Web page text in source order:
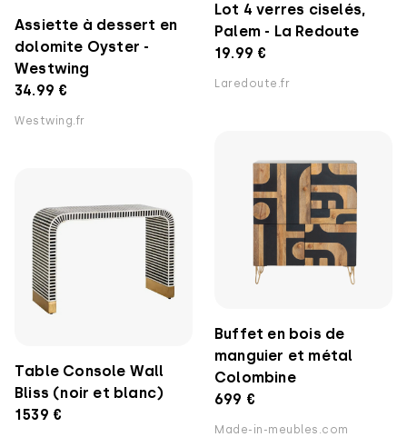
Lot 4 verres ciselés,
Palem - La Redoute
19.99 €
Laredoute.fr
Assiette à dessert en
dolomite Oyster -
Westwing
34.99 €
Westwing.fr
Buffet en bois de
manguier et métal
Colombine
699 €
Made-in-meubles.com
Table Console Wall
Bliss (noir et blanc)
1539 €